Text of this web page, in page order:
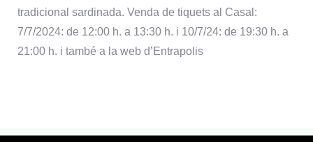
tradicional sardinada. Venda de tiquets al Casal:
7/7/2024: de 12:00 h. a 13:30 h. i 10/7/24: de 19:30 h. a
21:00 h. i també a la web d’Entrapolis